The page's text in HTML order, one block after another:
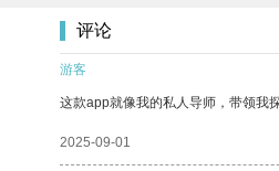
评论
游客
这款app就像我的私人导师，带领我
2025-09-01